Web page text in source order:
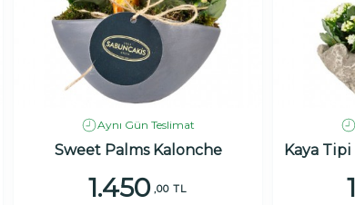
Aynı Gün Teslimat
Sweet Palms Kalonche
1.450 ,00 TL
Kaya